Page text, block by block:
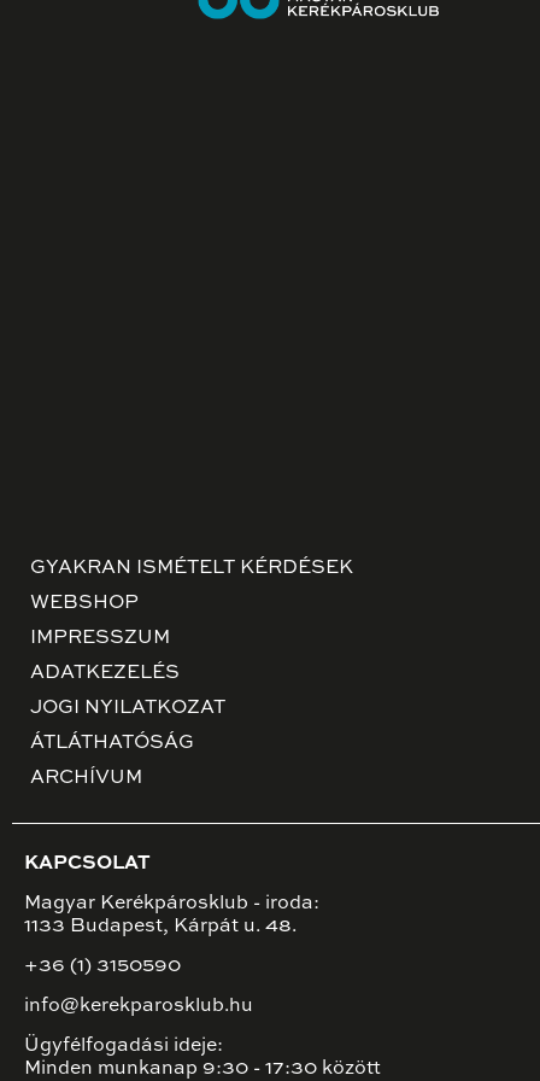
GYAKRAN ISMÉTELT KÉRDÉSEK
WEBSHOP
IMPRESSZUM
ADATKEZELÉS
JOGI NYILATKOZAT
ÁTLÁTHATÓSÁG
ARCHÍVUM
KAPCSOLAT
Magyar Kerékpárosklub - iroda:
1133 Budapest, Kárpát u. 48.
+36 (1) 3150590
info@kerekparosklub.hu
Ügyfélfogadási ideje:
Minden munkanap 9:30 - 17:30 között